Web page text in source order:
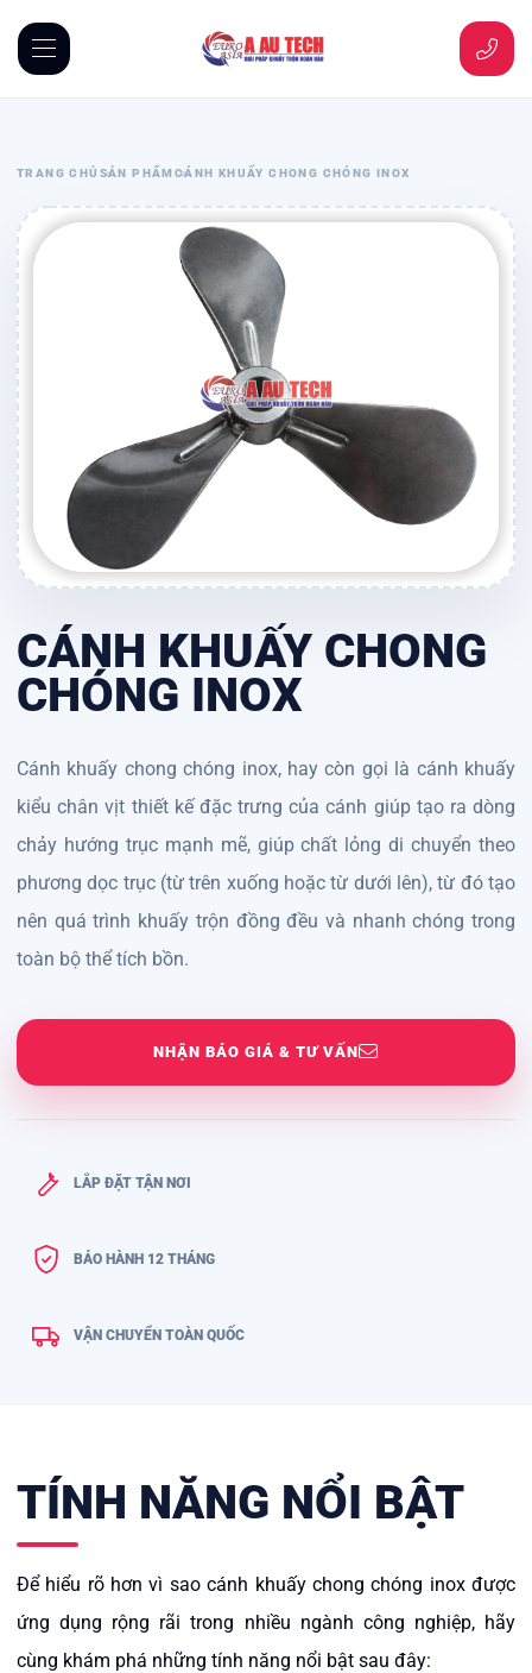
TRANG CHỦ SẢN PHẨM CÁNH KHUẤY CHONG CHÓNG INOX
CÁNH KHUẤY CHONG
CHÓNG INOX
Cánh khuấy chong chóng inox, hay còn gọi là cánh khuấy
kiểu chân vịt thiết kế đặc trưng của cánh giúp tạo ra dòng
chảy hướng trục mạnh mẽ, giúp chất lỏng di chuyển theo
phương dọc trục (từ trên xuống hoặc từ dưới lên), từ đó tạo
nên quá trình khuấy trộn đồng đều và nhanh chóng trong
toàn bộ thể tích bồn.
NHẬN BÁO GIÁ & TƯ VẤN
LẮP ĐẶT TẬN NƠI
BẢO HÀNH 12 THÁNG
VẬN CHUYỂN TOÀN QUỐC
TÍNH NĂNG NỔI BẬT
Để hiểu rõ hơn vì sao cánh khuấy chong chóng inox được
ứng dụng rộng rãi trong nhiều ngành công nghiệp, hãy
cùng khám phá những tính năng nổi bật sau đây: